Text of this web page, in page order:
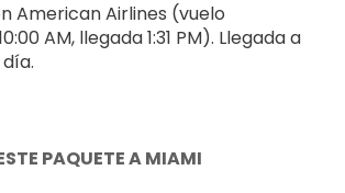
American Airlines (vuelo
AM, llegada 1:31 PM). Llegada a
PAQUETE A MIAMI